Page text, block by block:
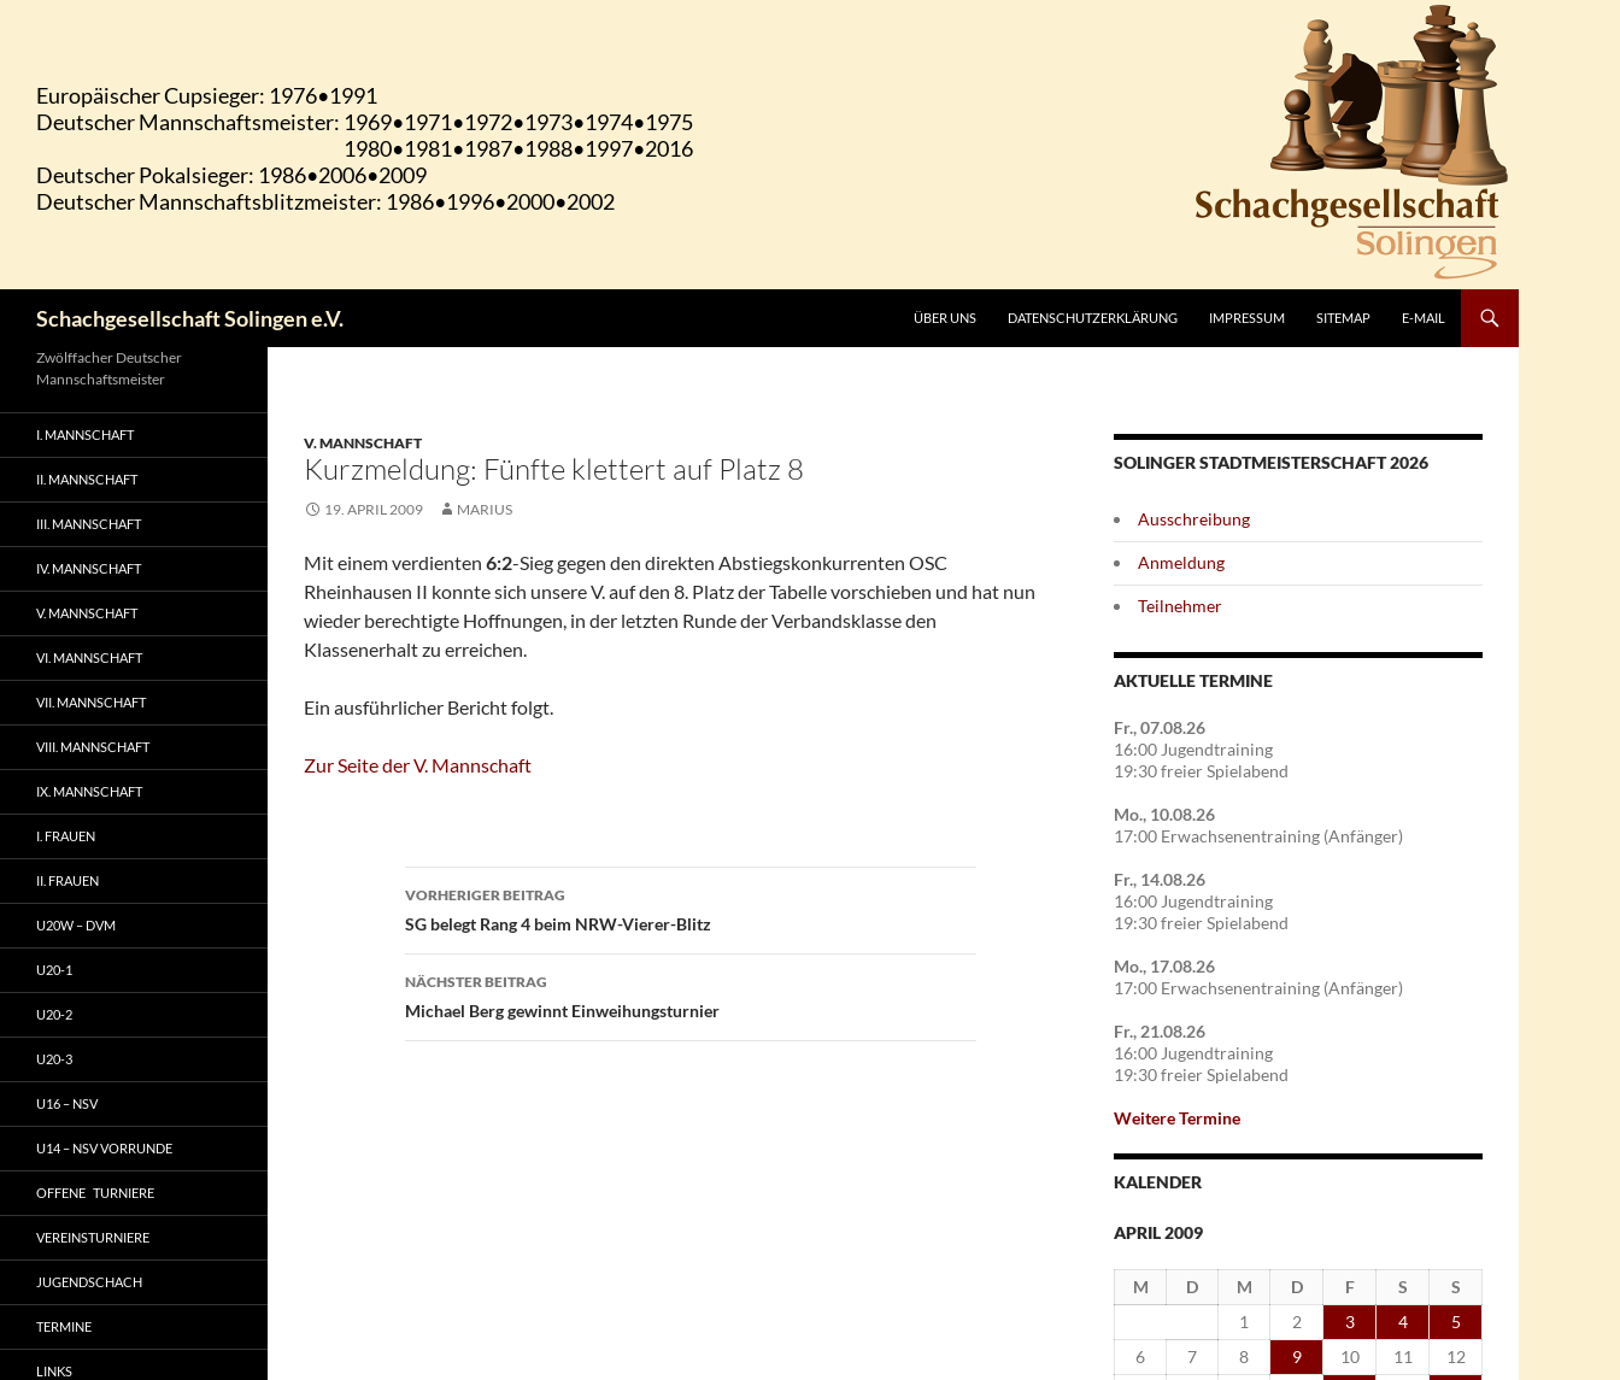
Schachgesellschaft Solingen e.V. ÜBER UNS DATENSCHUTZERKLÄRUNG IMPRESSUM SITEMAP E-MAIL
V. MANNSCHAFT
Kurzmeldung: Fünfte klettert auf Platz 8
19. APRIL 2009 MARIUS
Mit einem verdienten 6:2-Sieg gegen den direkten Abstiegskonkurrenten OSC
Rheinhausen II konnte sich unsere V. auf den 8. Platz der Tabelle vorschieben und hat nun
wieder berechtigte Hoffnungen, in der letzten Runde der Verbandsklasse den
Klassenerhalt zu erreichen.
Ein ausführlicher Bericht folgt.
Zur Seite der V. Mannschaft
Beitragsnavigation
VORHERIGER BEITRAG
SG belegt Rang 4 beim NRW-Vierer-Blitz
NÄCHSTER BEITRAG
Michael Berg gewinnt Einweihungsturnier
SOLINGER STADTMEISTERSCHAFT 2026
Ausschreibung
Anmeldung
Teilnehmer
AKTUELLE TERMINE
Fr., 07.08.26
16:00 Jugendtraining
19:30 freier Spielabend
Mo., 10.08.26
17:00 Erwachsenentraining (Anfänger)
Fr., 14.08.26
16:00 Jugendtraining
19:30 freier Spielabend
Mo., 17.08.26
17:00 Erwachsenentraining (Anfänger)
Fr., 21.08.26
16:00 Jugendtraining
19:30 freier Spielabend
Weitere Termine
KALENDER
APRIL 2009
M D M D F S
S
1
2 3 4
5
6
7 8 9 10 11
12
Zwölffacher Deutscher
Mannschaftsmeister
I. MANNSCHAFT
II. MANNSCHAFT
III. MANNSCHAFT
IV. MANNSCHAFT
V. MANNSCHAFT
VI. MANNSCHAFT
VII. MANNSCHAFT
VIII. MANNSCHAFT
IX. MANNSCHAFT
I. FRAUEN
II. FRAUEN
U20W – DVM
U20-1
U20-2
U20-3
U16 – NSV
U14 – NSV VORRUNDE
OFFENE TURNIERE
VEREINSTURNIERE
JUGENDSCHACH
TERMINE
LINKS